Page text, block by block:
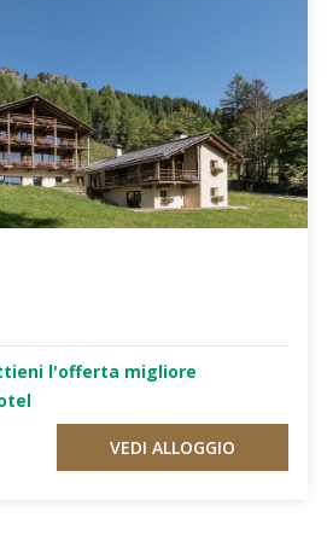
l'offerta migliore
VEDI ALLOGGIO